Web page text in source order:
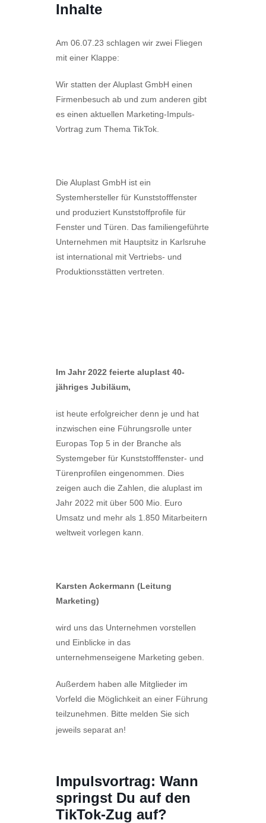
Inhalte
Am 06.07.23 schlagen wir zwei Fliegen
mit einer Klappe:
Wir statten der Aluplast GmbH einen
Firmenbesuch ab und zum anderen gibt
es einen aktuellen Marketing-Impuls-
Vortrag zum Thema TikTok.
Die Aluplast GmbH ist ein
Systemhersteller für Kunststofffenster
und produziert Kunststoffprofile für
Fenster und Türen. Das familiengeführte
Unternehmen mit Hauptsitz in Karlsruhe
ist international mit Vertriebs- und
Produktionsstätten vertreten.
Im Jahr 2022 feierte aluplast 40-
jähriges Jubiläum,
ist heute erfolgreicher denn je und hat
inzwischen eine Führungsrolle unter
Europas Top 5 in der Branche als
Systemgeber für Kunststofffenster- und
Türenprofilen eingenommen. Dies
zeigen auch die Zahlen, die aluplast im
Jahr 2022 mit über 500 Mio. Euro
Umsatz und mehr als 1.850 Mitarbeitern
weltweit vorlegen kann.
Karsten Ackermann (Leitung
Marketing)
wird uns das Unternehmen vorstellen
und Einblicke in das
unternehmenseigene Marketing geben.
Außerdem haben alle Mitglieder im
Vorfeld die Möglichkeit an einer Führung
teilzunehmen. Bitte melden Sie sich
jeweils separat an!
Impulsvortrag: Wann
springst Du auf den
TikTok-Zug auf?